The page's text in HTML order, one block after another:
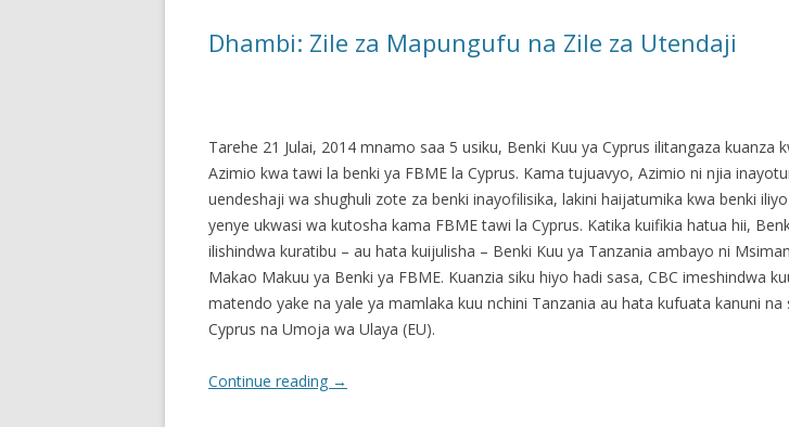
Dhambi: Zile za Mapungufu na Zile za Utendaji
Tarehe 21 Julai, 2014 mnamo saa 5 usiku, Benki Kuu ya Cyprus ilitangaza kuanza
Azimio kwa tawi la benki ya FBME la Cyprus. Kama tujuavyo, Azimio ni njia
uendeshaji wa shughuli zote za benki inayofilisika, lakini haijatumika kwa benki
yenye ukwasi wa kutosha kama FBME tawi la Cyprus. Katika kuifikia hatua hii,
ilishindwa kuratibu – au hata kuijulisha – Benki Kuu ya Tanzania ambayo ni
Makao Makuu ya Benki ya FBME. Kuanzia siku hiyo hadi sasa, CBC imeshindwa
matendo yake na yale ya mamlaka kuu nchini Tanzania au hata kufuata kanuni na
Cyprus na Umoja wa Ulaya (EU).
Continue reading →